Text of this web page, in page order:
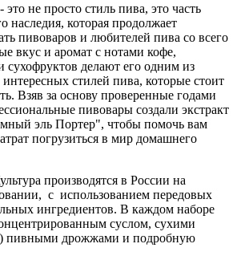
не просто стиль пива, это часть
наследия, которая продолжает
пивоваров и любителей пива со всего
вкус и аромат с нотами кофе,
сухофруктов делают его одним из
стилей пива, которые стоит
Взяв за основу проверенные годами
пивовары создали экстракт
эль Портер", чтобы помочь вам
погрузиться в мир домашнего
производятся в России на
с использованием передовых
ингредиентов. В каждом наборе
суслом, сухими
пивными дрожжами и подробную